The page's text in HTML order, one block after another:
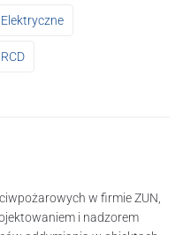
w firmie ZUN,
i nadzorem